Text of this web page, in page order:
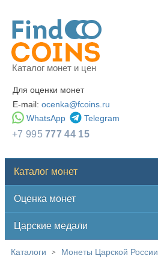
Каталог монет и цен
Для оценки монет
E-mail: ocenka@fcoins.ru
WhatsApp
Telegram
+7 995777 44 15
Каталог монет
Оценка монет
Царские медали
Каталоги > Монеты Царской России